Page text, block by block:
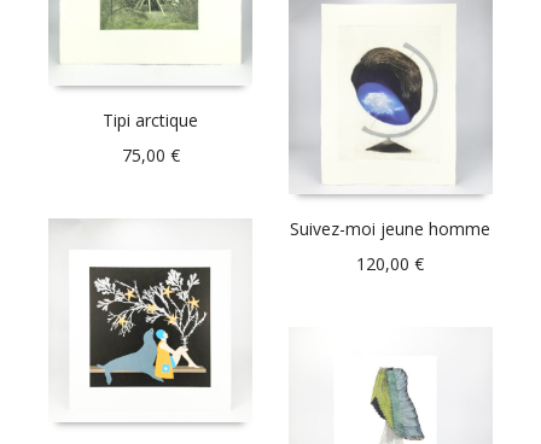
Tipi arctique
75,00 €
Suivez-moi jeune homme
120,00€